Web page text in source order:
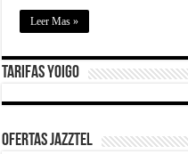
Leer Mas »
Tarifas Yoigo
Ofertas Jazztel